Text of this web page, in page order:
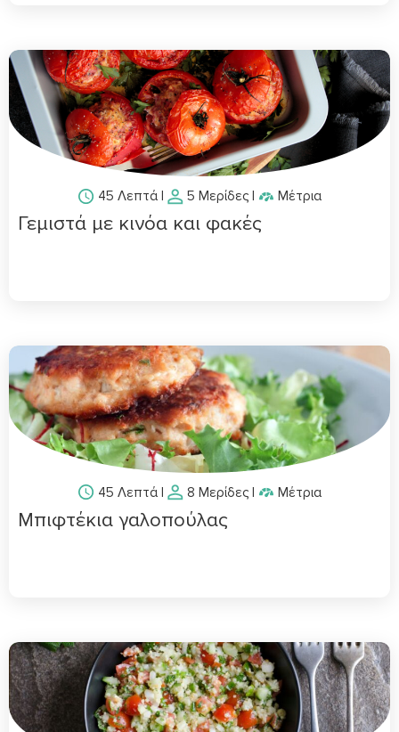
45 Λεπτά| 5 Μερίδες| Μέτρια
Γεμιστά με κινόα και φακές
45 Λεπτά| 8 Μερίδες| Μέτρια
Μπιφτέκια γαλοπούλας